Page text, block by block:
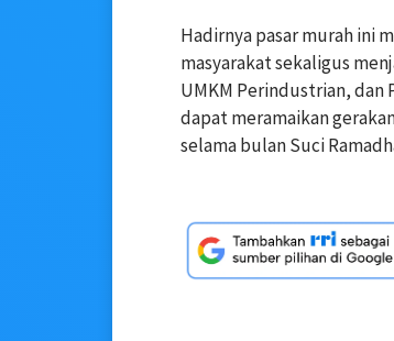
Hadirnya pasar murah ini
masyarakat sekaligus
UMKM Perindustrian, dan
dapat meramaikan
selama bulan Suci